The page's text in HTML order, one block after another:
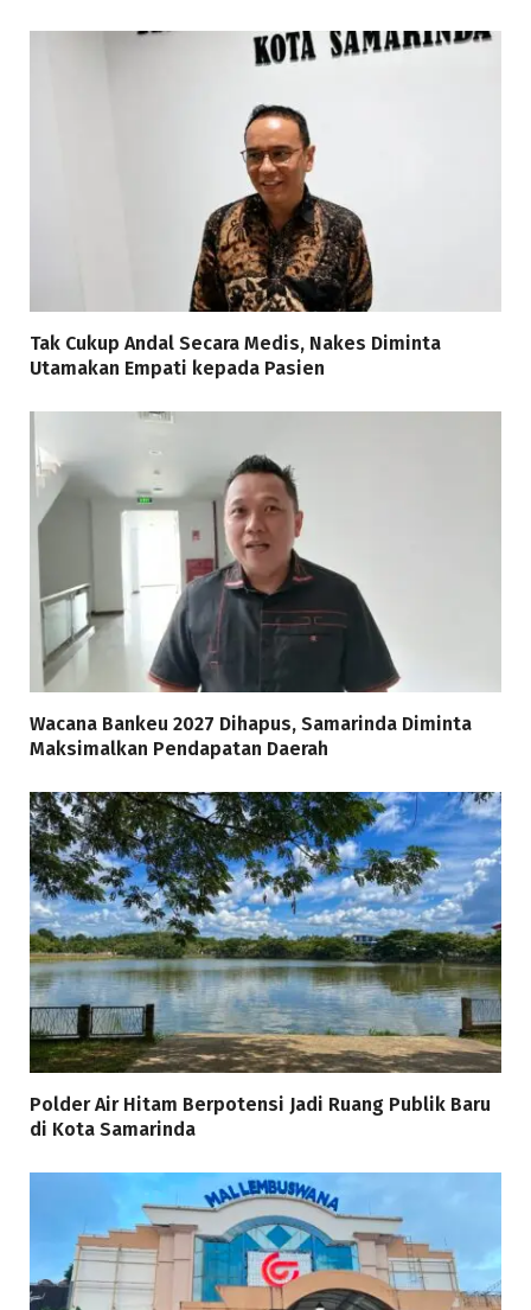
Tak Cukup Andal Secara Medis, Nakes Diminta
Utamakan Empati kepada Pasien
Wacana Bankeu 2027 Dihapus, Samarinda Diminta
Maksimalkan Pendapatan Daerah
Polder Air Hitam Berpotensi Jadi Ruang Publik Baru
di Kota Samarinda